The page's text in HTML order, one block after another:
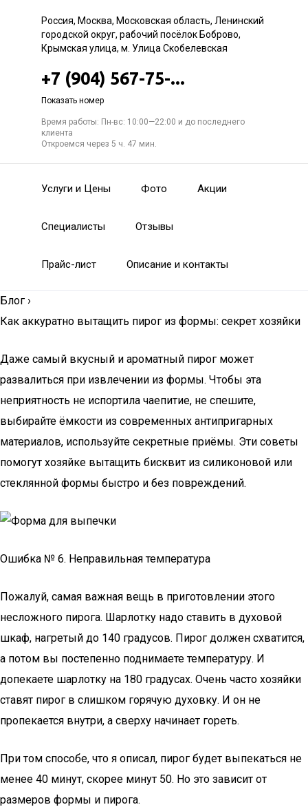
Россия, Москва, Московская область, Ленинский
городской округ, рабочий посёлок Боброво,
Крымская улица, м. Улица Скобелевская
+7 (904) 567-75-...
Показать номер
Время работы: Пн-вс: 10:00—22:00 и до последнего
клиента
Откроемся через 5 ч. 47 мин.
Услуги и Цены Фото Акции
Специалисты Отзывы
Прайс-лист Описание и контакты
Блог ›
Как аккуратно вытащить пирог из формы: секрет хозяйки
Даже самый вкусный и ароматный пирог может
развалиться при извлечении из формы. Чтобы эта
неприятность не испортила чаепитие, не спешите,
выбирайте ёмкости из современных антипригарных
материалов, используйте секретные приёмы. Эти советы
помогут хозяйке вытащить бисквит из силиконовой или
стеклянной формы быстро и без повреждений.
Ошибка № 6. Неправильная температура
Пожалуй, самая важная вещь в приготовлении этого
несложного пирога. Шарлотку надо ставить в духовой
шкаф, нагретый до 140 градусов. Пирог должен схватится,
а потом вы постепенно поднимаете температуру. И
допекаете шарлотку на 180 градусах. Очень часто хозяйки
ставят пирог в слишком горячую духовку. И он не
пропекается внутри, а сверху начинает гореть.
При том способе, что я описал, пирог будет выпекаться не
менее 40 минут, скорее минут 50. Но это зависит от
размеров формы и пирога.